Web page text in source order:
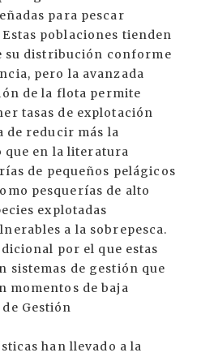
para pescar
poblaciones tienden
su distribución conforme
pero la avanzada
de la flota permite
tasas de explotación
de reducir más la
que en la literatura
de pequeños pelágicos
pesquerías de alto
explotadas
a la sobrepesca.
por el que estas
sistemas de gestión que
momentos de baja
Gestión
han llevado a la